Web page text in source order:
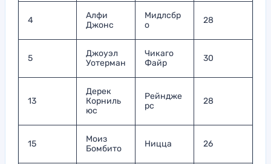
4
Алфи
Джонс
Мидлсбр
о
28
5
Джоуэл
Уотерман
Чикаго
Файр
30
13
Дерек
Корниль
юс
Рейндже
рс
28
15
Моиз
Бомбито
Ницца 26